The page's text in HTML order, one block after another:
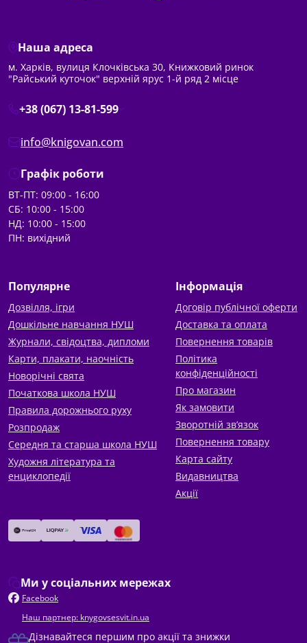
Наша адреса
м. Харків, вулиця Клочківська 30, Книжковий ринок
"Райський куточок" верхній ярус 1-й ряд 2 місце
+38 (067) 13-81-599
info@knigovan.com
Графік роботи
ВТ-ПТ: 09:00 - 16:00
СБ: 10:00 - 15:00
НД: 10:00 - 15:00
ПН: вихідний
Популярне
Дозвілля, ігри
Дошкільне навчання НУШ
Журнали, свідоцтва, дипломи
Карти, плакати, наочність
Новорічні свята
Початкова школа НУШ
Правила дорожнього руху
Розпродаж
Середня та старша школа НУШ
Художня література та
енциклопедії
Інформація
Договір публічної оферти
Доставка та оплата
Повернення товарів
Політика
конфіденційності
Про магазин
Як замовити
Зворотній зв’язок
Повернення товару
Карта сайту
Видавництва
Акції
Ми у соціальних мережах
Facebook
Наш партнер: knygovsesvit.in.ua
Дізнавайтеся першим про акції та знижки